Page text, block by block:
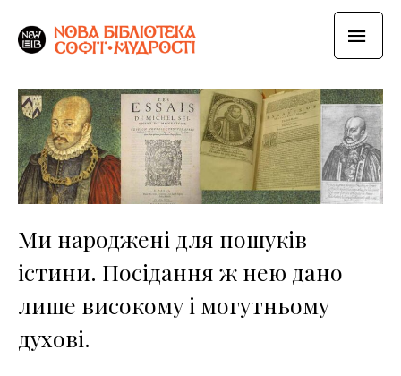
Ми народжені для пошуків
істини. Посідання ж нею дано
лише високому і могутньому
духові.